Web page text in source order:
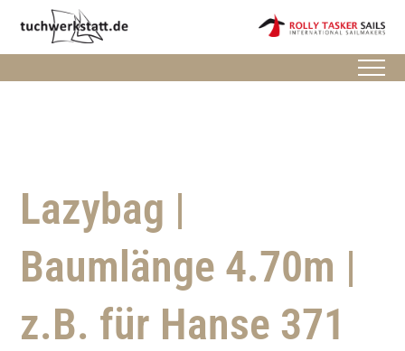
Lazybag |
Baumlänge 4.70m |
z.B. für Hanse 371